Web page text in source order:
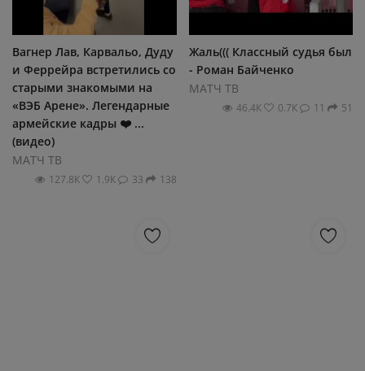
Вагнер Лав, Карвальо, Дуду
и Феррейра встретились со
старыми знакомыми на
«ВЭБ Арене». Легендарные
армейские кадры ❤️ ...
(видео)
МАТЧ ТВ
127.8К 1.9К 33 138
Жаль((( Классный судья был
- Роман Байченко
МАТЧ ТВ
46.4К 0.7К 11 51